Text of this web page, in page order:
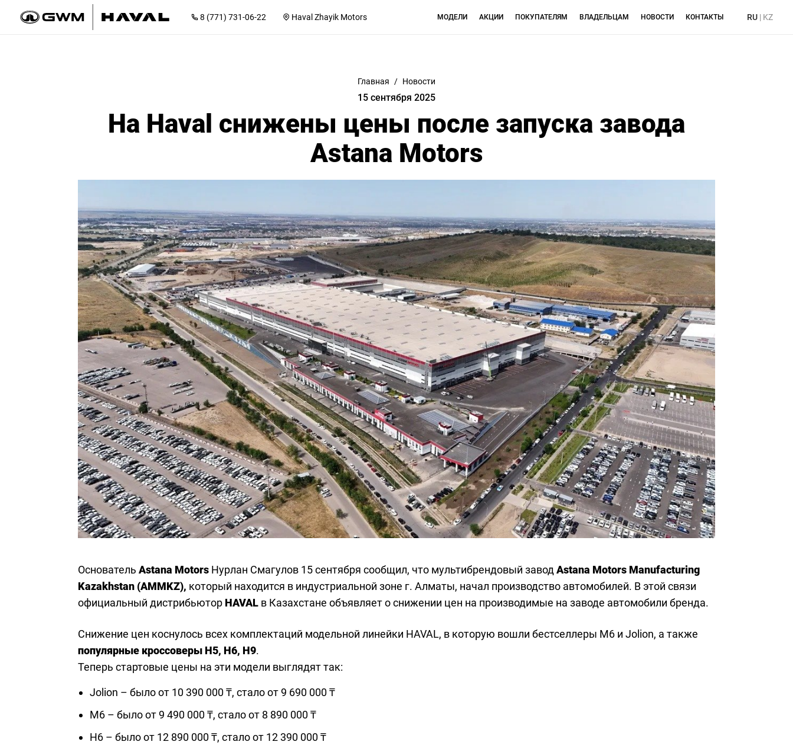
8 (771) 731-06-22 Haval Zhayik Motors МОДЕЛИ АКЦИИ ПОКУПАТЕЛЯМ ВЛАДЕЛЬЦАМ НОВОСТИ КОНТАКТЫ RU | KZ
Главная / Новости
15 сентября 2025
На Haval снижены цены после запуска завода
Astana Motors
Основатель Astana Motors Нурлан Смагулов 15 сентября сообщил, что мультибрендовый заводAstana Motors Manufacturing
Kazakhstan (AMMKZ), который находится в индустриальной зоне г. Алматы, начал производство автомобилей. В этой связи
официальный дистрибьютор HAVAL в Казахстане объявляет о снижении цен на производимые на заводе автомобили бренда.
Снижение цен коснулось всех комплектаций модельной линейки HAVAL, в которую вошли бестселлеры M6 и Jolion, а также
популярные кроссоверы H5, H6, H9.
Теперь стартовые цены на эти модели выглядят так:
Jolion – было от 10 390 000 ₸, стало от 9 690 000 ₸
M6 – было от 9 490 000 ₸, стало от 8 890 000 ₸
H6 – было от 12 890 000 ₸, стало от 12 390 000 ₸